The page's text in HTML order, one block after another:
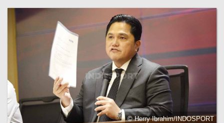
LIGA PRANCIS
© Herry Ibrahim/INDOSPORT